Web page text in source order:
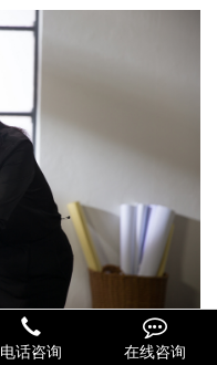
电话咨询 在线咨询